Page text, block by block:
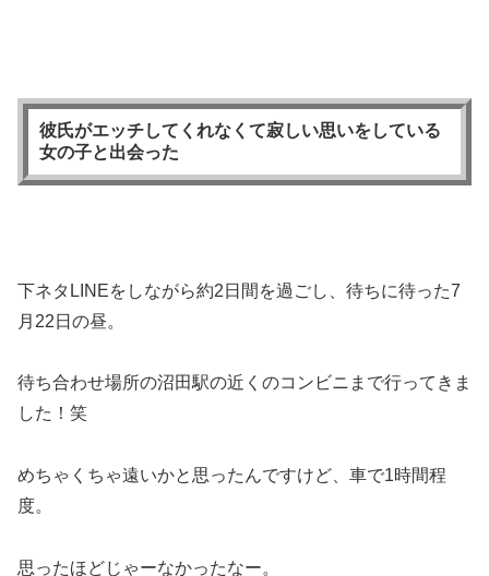
彼氏がエッチしてくれなくて寂しい思いをしている
女の子と出会った
下ネタLINEをしながら約2日間を過ごし、待ちに待った7
月22日の昼。
待ち合わせ場所の沼田駅の近くのコンビニまで行ってきま
した！笑
めちゃくちゃ遠いかと思ったんですけど、車で1時間程
度。
思ったほどじゃーなかったなー。